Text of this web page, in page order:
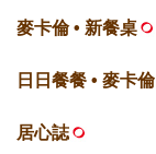
麥卡倫 • 新餐桌
日日餐餐 • 麥卡倫
居心誌